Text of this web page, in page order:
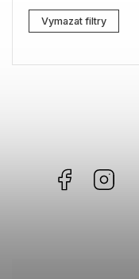
Lacoste
Marc Jacobs
Vymazat filtry
Facebook